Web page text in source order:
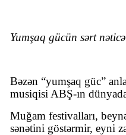
Yumşaq gücün sərt
Bəzən “yumşaq güc”
musiqisi ABŞ-ın
Muğam festivalları,
sənətini göstərmir, eyni